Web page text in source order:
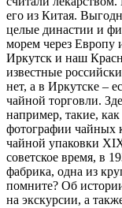
его из Китая.
целые династии и
морем через Европу
Иркутск и наш
известные
нет, а в Иркутске –
чайной торговли.
например, такие,
фотографии чайных
чайной упаковки
советское время, в
фабрика, одна из
помните? Об
на экскурсии, а